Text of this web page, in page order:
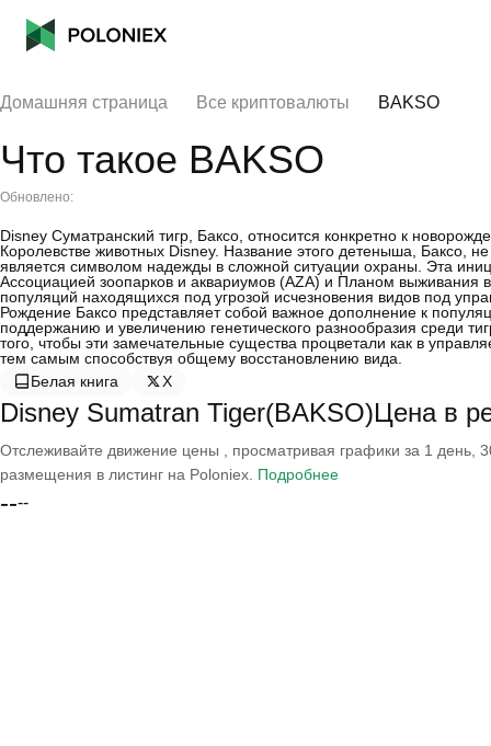
Домашняя страница Все криптовалюты BAKSO
Что такое BAKSO
Обновлено:
Disney Суматранский тигр, Баксо, относится конкретно к
Королевстве животных Disney. Название этого детеныша, Баксо,
является символом надежды в сложной ситуации охраны. Эта
Ассоциацией зоопарков и аквариумов (AZA) и Планом выживания
популяций находящихся под угрозой исчезновения видов под
Рождение Баксо представляет собой важное дополнение к
поддержанию и увеличению генетического разнообразия среди
того, чтобы эти замечательные существа процветали как в
тем самым способствуя общему восстановлению вида.
Белая книга
X
Disney Sumatran Tiger(BAKSO)Цена в
Отслеживайте движение цены , просматривая графики за 1 день,
размещения в листинг на Poloniex. Подробнее
----